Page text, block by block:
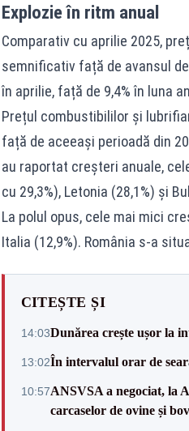
Explozie în ritm anual
Comparativ cu aprilie 2025,
semnificativ față de avansul
în aprilie, față de 9,4% în luna
Prețul combustibililor și
față de aceeași perioadă din
au raportat creșteri anuale,
cu 29,3%), Letonia (28,1%) și
La polul opus, cele mai mici
Italia (12,9%). România s-a
CITEȘTE ȘI
14:03Dunărea crește ușor la
13:02În intervalul orar de
10:57ANSVSA a negociat, la
carcaselor de ovine și